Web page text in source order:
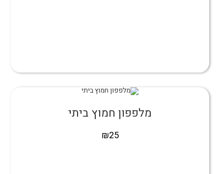
מלפפון חמוץ ביתי
₪25